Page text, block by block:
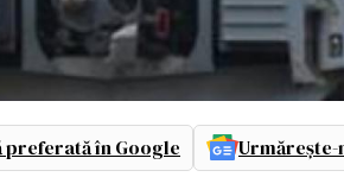
preferată în Google Urmărește-